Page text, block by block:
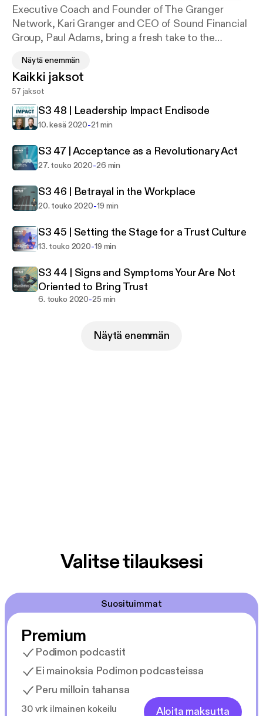
Executive Coach and Founder of The Granger
Network, Kari Granger and CEO of Sound Financial
Group, Paul Adams, bring a fresh take to the
leadership. This show supports executives to
achieve bold commitments and empower workforce
performance. Leadership Impact engages listeners
with new insights and practices for recurrent
leadership challenges such as retaining talent,
developing leadership, taking a stand without losing
your job, post-M&A culture clash, and more. Join us
hosts Your Business Your Wealth where Kari
periodically makes guest appearances.
Näytä enemmän
Kaikki jaksot
57 jaksot
S3 48 | Leadership Impact Endisode
10. kesä 2020-21 min
S3 47 | Acceptance as a Revolutionary Act
27. touko 2020-26 min
S3 46 | Betrayal in the Workplace
20. touko 2020-19 min
S3 45 | Setting the Stage for a Trust Culture
13. touko 2020-19 min
S3 44 | Signs and Symptoms Your Are Not
Oriented to Bring Trust
6. touko 2020-25 min
Näytä enemmän
Valitse tilauksesi
Suosituimmat
Premium
Podimon podcastit
Ei mainoksia Podimon podcasteissa
Peru milloin tahansa
30 vrk ilmainen kokeilu
Aloita maksutta